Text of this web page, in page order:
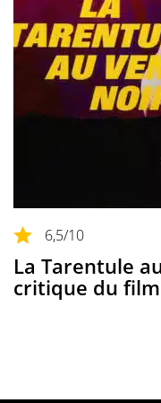
6,5/10
La Tarentule
critique du film